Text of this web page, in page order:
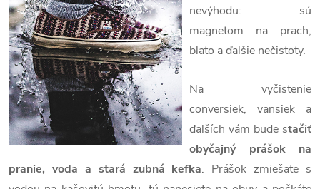
nevýhodu: sú
magnetom na prach,
blato a ďalšie nečistoty.
Na vyčistenie
conversiek, vansiek a
ďalších vám bude stačiť
obyčajný prášok na
pranie, voda a stará zubná kefka. Prášok zmiešate s